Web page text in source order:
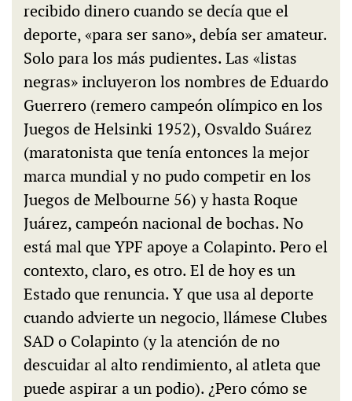
recibido dinero cuando se decía que el
deporte, «para ser sano», debía ser amateur.
Solo para los más pudientes. Las «listas
negras» incluyeron los nombres de Eduardo
Guerrero (remero campeón olímpico en los
Juegos de Helsinki 1952), Osvaldo Suárez
(maratonista que tenía entonces la mejor
marca mundial y no pudo competir en los
Juegos de Melbourne 56) y hasta Roque
Juárez, campeón nacional de bochas. No
está mal que YPF apoye a Colapinto. Pero el
contexto, claro, es otro. El de hoy es un
Estado que renuncia. Y que usa al deporte
cuando advierte un negocio, llámese Clubes
SAD o Colapinto (y la atención de no
descuidar al alto rendimiento, al atleta que
puede aspirar a un podio). ¿Pero cómo se